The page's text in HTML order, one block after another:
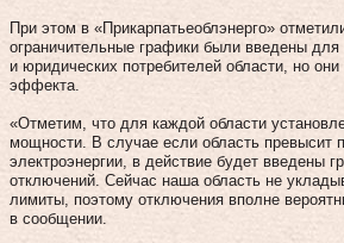
При этом в «Прикарпатьеоблэнерго»
ограничительные графики были введены для
и юридических потребителей области, но
эффекта.
«Отметим, что для каждой области
мощности. В случае если область превысит
электроэнергии, в действие будет введены
отключений. Сейчас наша область не
лимиты, поэтому отключения вполне
в сообщении.